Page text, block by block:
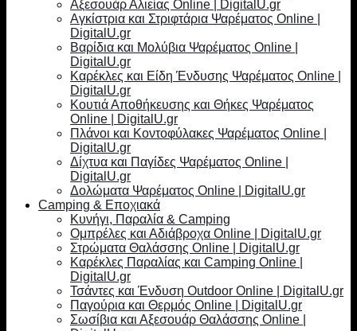
Αξεσουάρ Αλιείας Online | DigitalU.gr
Αγκίστρια και Στριφτάρια Ψαρέματος Online |
DigitalU.gr
Βαρίδια και Μολύβια Ψαρέματος Online |
DigitalU.gr
Καρέκλες και Είδη Ένδυσης Ψαρέματος Online |
DigitalU.gr
Κουτιά Αποθήκευσης και Θήκες Ψαρέματος
Online | DigitalU.gr
Πλάνοι και Κοντοφύλακες Ψαρέματος Online |
DigitalU.gr
Δίχτυα και Παγίδες Ψαρέματος Online |
DigitalU.gr
Δολώματα Ψαρέματος Online | DigitalU.gr
Camping & Εποχιακά
Κυνήγι, Παραλία & Camping
Ομπρέλες και Αδιάβροχα Online | DigitalU.gr
Στρώματα Θαλάσσης Online | DigitalU.gr
Καρέκλες Παραλίας και Camping Online |
DigitalU.gr
Τσάντες και Ένδυση Outdoor Online | DigitalU.gr
Παγούρια και Θερμός Online | DigitalU.gr
Σωσίβια και Αξεσουάρ Θαλάσσης Online |